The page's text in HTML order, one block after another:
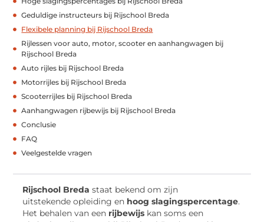
Geduldige instructeurs bij Rijschool Breda
Flexibele planning bij Rijschool Breda
Rijlessen voor auto, motor, scooter en aanhangwagen bij
Rijschool Breda
Auto rijles bij Rijschool Breda
Motorrijles bij Rijschool Breda
Scooterrijles bij Rijschool Breda
Aanhangwagen rijbewijs bij Rijschool Breda
Conclusie
FAQ
Veelgestelde vragen
Rijschool Breda staat bekend om zijn
uitstekende opleiding en hoog slagingspercentage.
Het behalen van een rijbewijs kan soms een